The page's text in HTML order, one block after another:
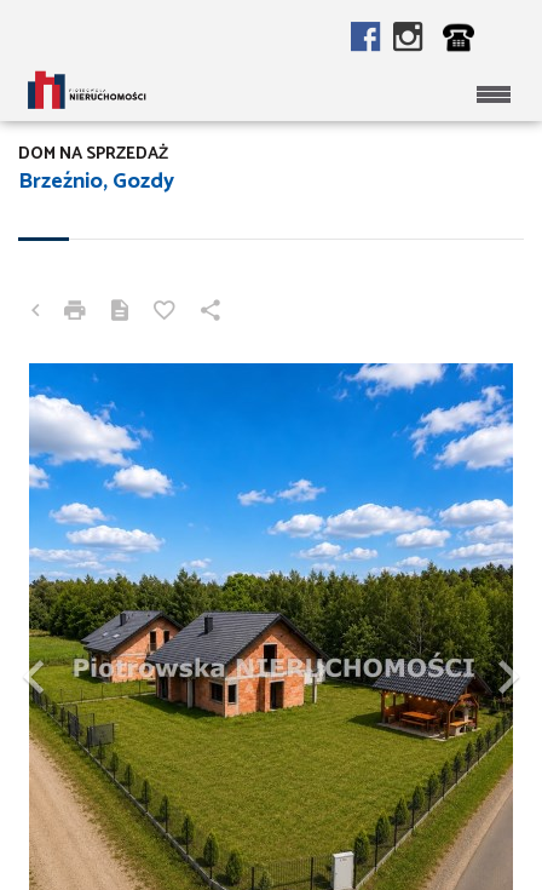
Brzeźnio, Gozdy
DOM NA SPRZEDAŻ